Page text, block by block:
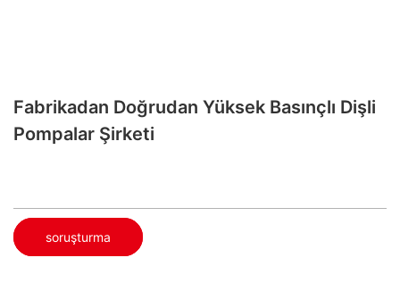
Fabrikadan Doğrudan Yüksek Basınçlı Dişli
Pompalar Şirketi
soruşturma